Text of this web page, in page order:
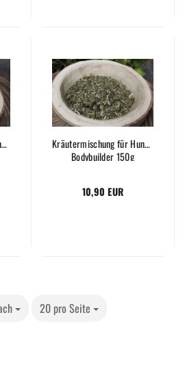
Kräutermischung für Hunde
Bodybuilder 150g
10,90 EUR
20 pro Seite